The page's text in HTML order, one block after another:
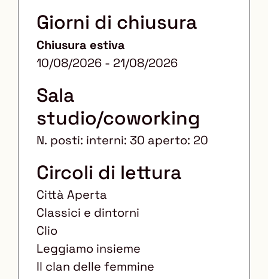
Giorni di chiusura
Chiusura estiva
10/08/2026 - 21/08/2026
Sala
studio/coworking
N. posti: interni: 30 aperto: 20
Circoli di lettura
Città Aperta
Classici e dintorni
Clio
Leggiamo insieme
Il clan delle femmine